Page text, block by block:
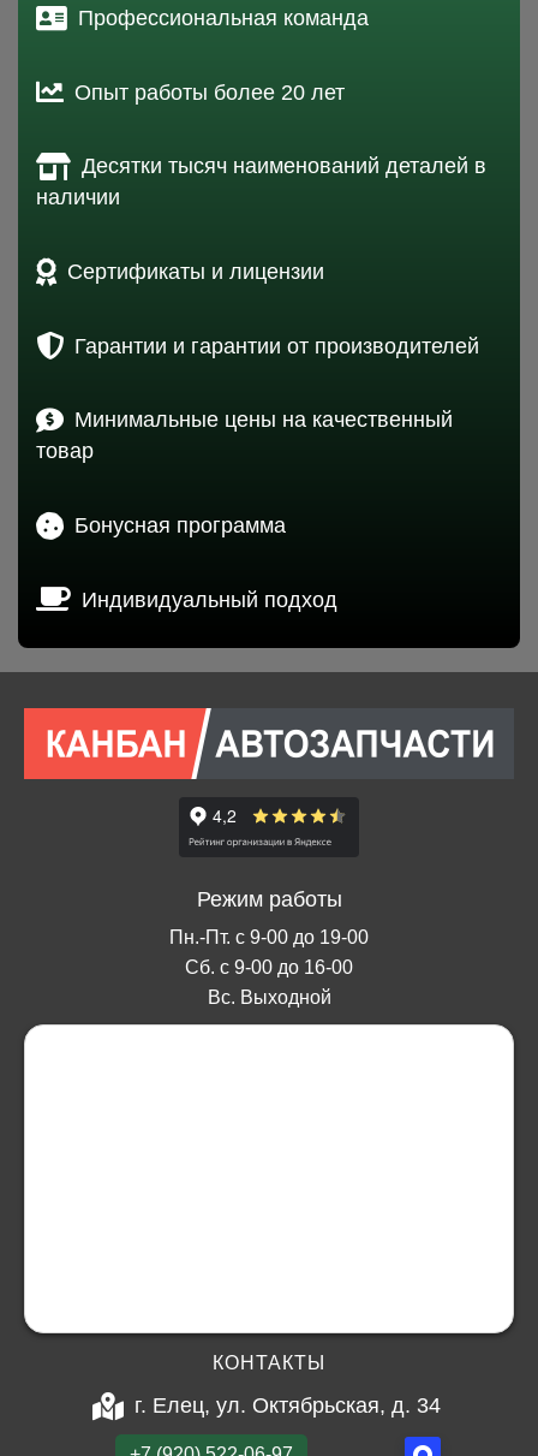
Профессиональная команда
Опыт работы более 20 лет
Десятки тысяч наименований деталей в
наличии
Сертификаты и лицензии
Гарантии и гарантии от производителей
Минимальные цены на качественный
товар
Бонусная программа
Индивидуальный подход
Режим работы
Пн.-Пт. с 9-00 до 19-00
Сб. с 9-00 до 16-00
Вс. Выходной
КОНТАКТЫ
г. Елец, ул. Октябрьская, д. 34